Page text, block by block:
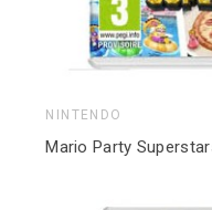
NINTENDO